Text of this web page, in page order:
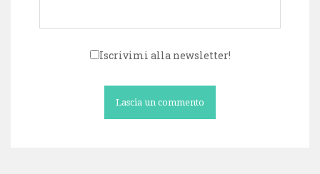
Iscrivimi alla newsletter!